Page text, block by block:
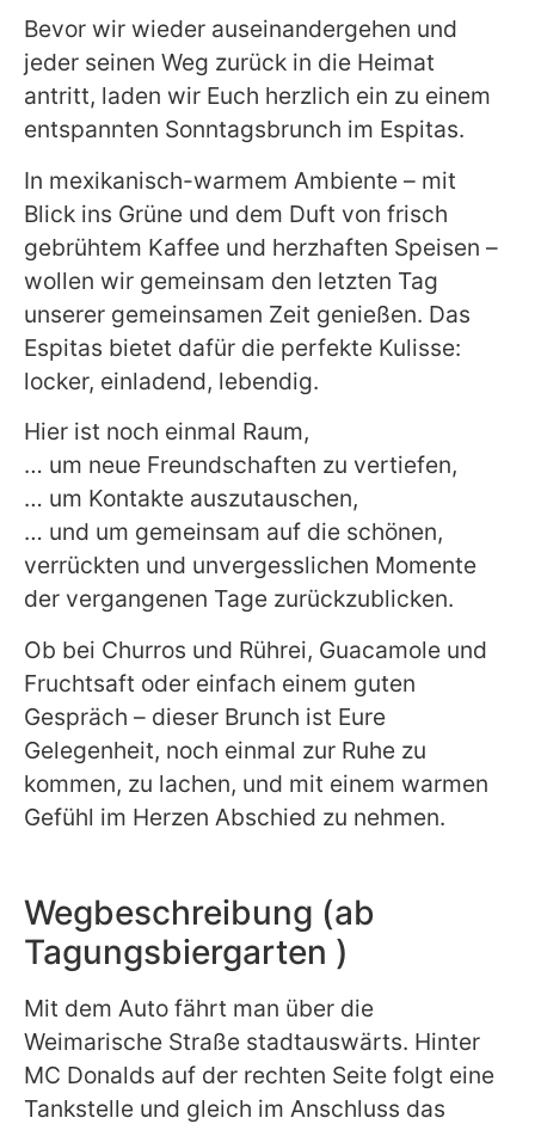
Bevor wir wieder auseinandergehen und
jeder seinen Weg zurück in die Heimat
antritt, laden wir Euch herzlich ein zu einem
entspannten Sonntagsbrunch im Espitas.
In mexikanisch-warmem Ambiente – mit
Blick ins Grüne und dem Duft von frisch
gebrühtem Kaffee und herzhaften Speisen –
wollen wir gemeinsam den letzten Tag
unserer gemeinsamen Zeit genießen. Das
Espitas bietet dafür die perfekte Kulisse:
locker, einladend, lebendig.
Hier ist noch einmal Raum,
… um neue Freundschaften zu vertiefen,
… um Kontakte auszutauschen,
… und um gemeinsam auf die schönen,
verrückten und unvergesslichen Momente
der vergangenen Tage zurückzublicken.
Ob bei Churros und Rührei, Guacamole und
Fruchtsaft oder einfach einem guten
Gespräch – dieser Brunch ist Eure
Gelegenheit, noch einmal zur Ruhe zu
kommen, zu lachen, und mit einem warmen
Gefühl im Herzen Abschied zu nehmen.
Wegbeschreibung (ab
Tagungsbiergarten )
Mit dem Auto fährt man über die
Weimarische Straße stadtauswärts. Hinter
MC Donalds auf der rechten Seite folgt eine
Tankstelle und gleich im Anschluss das